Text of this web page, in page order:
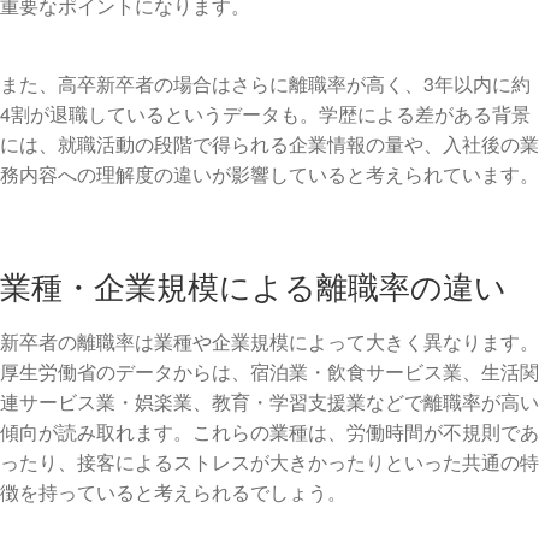
また、高卒新卒者の場合はさらに離職率が高く、3年以内に約
4割が退職しているというデータも。学歴による差がある背景
には、就職活動の段階で得られる企業情報の量や、入社後の業
務内容への理解度の違いが影響していると考えられています。
業種・企業規模による離職率の違い
新卒者の離職率は業種や企業規模によって大きく異なります。
厚生労働省のデータからは、宿泊業・飲食サービス業、生活関
連サービス業・娯楽業、教育・学習支援業などで離職率が高い
傾向が読み取れます。これらの業種は、労働時間が不規則であ
ったり、接客によるストレスが大きかったりといった共通の特
徴を持っていると考えられるでしょう。